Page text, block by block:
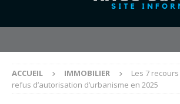
ACCUEIL IMMOBILIER
Les 7
refus d’autorisation d’urbanisme en 2025